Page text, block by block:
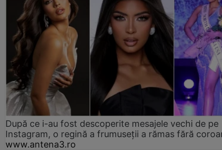
După ce i-au fost descoperite mesajele vechi de pe
Instagram, o regină a frumuseții a rămas fără
www.antena3.ro